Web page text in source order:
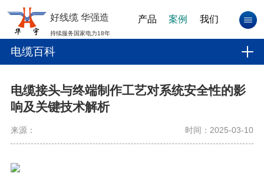
好线缆 华强造
持续服务国家电力18年
产品 案例 我们
电缆百科
电缆接头与终端制作工艺对系统安全性的影
响及关键技术解析
来源： 时间：2025-03-10